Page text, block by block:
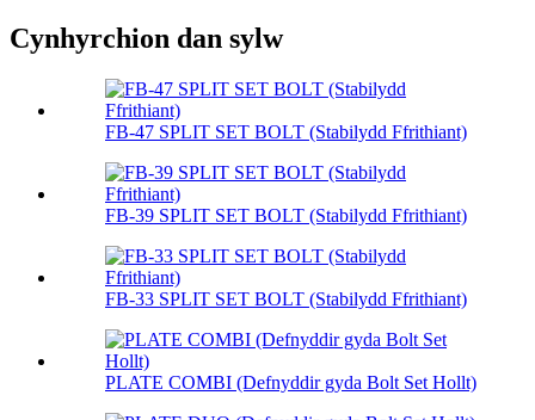
Cynhyrchion dan sylw
FB-47 SPLIT SET BOLT (Stabilydd Ffrithiant)
FB-39 SPLIT SET BOLT (Stabilydd Ffrithiant)
FB-33 SPLIT SET BOLT (Stabilydd Ffrithiant)
PLATE COMBI (Defnyddir gyda Bolt Set Hollt)